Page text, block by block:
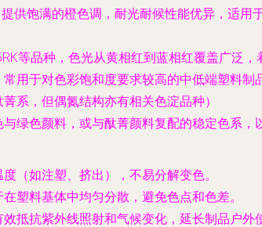
供饱满的橙色调，耐光耐候性能优异，适用
等品种，色光从黄相红到蓝相红覆盖广泛
用于对色彩饱和度要求较高的中低端塑料制
菁系，但偶氮结构亦有相关色淀品种）
绿色颜料，或与酞菁颜料复配的稳定色系
（如注塑、挤出），不易分解变色。
塑料基体中均匀分散，避免色点和色差。
效抵抗紫外线照射和气候变化，延长制品户外